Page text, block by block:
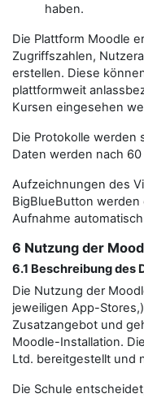
haben.
Die Plattform Moodle
Zugriffszahlen,
erstellen. Diese
plattformweit
Kursen eingesehen
Die Protokolle werden
Daten werden nach
Aufzeichnungen des
BigBlueButton
Aufnahme
6 Nutzung der
6.1 Beschreibung des
Die Nutzung der
jeweiligen App-
Zusatzangebot und
Moodle-Installation.
Ltd. bereitgestellt und
Die Schule